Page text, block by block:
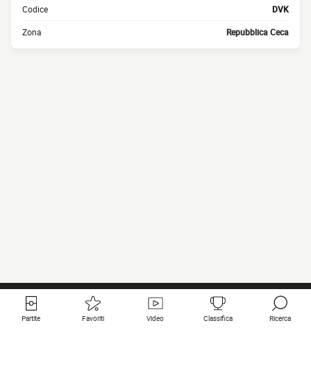
Codice DVK
Zona Repubblica Ceca
Partite Favoriti Video Classifica Ricerca